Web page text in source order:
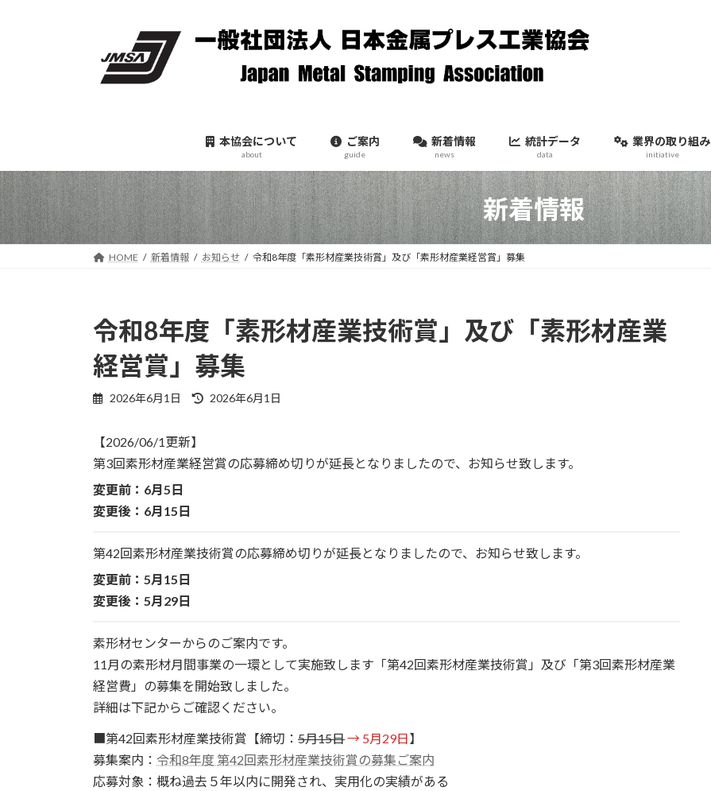
プ
動
本協会について
about
ご案内
guide
新着情報
news
統計データ
data
業界の取り組み
initiative
新着情報
HOME 新着情報 お知らせ 令和8年度「素形材産業技術賞」及び「素形材産業経営賞」募集
令和8年度「素形材産業技術賞」及び「素形材産業
経営賞」募集
2026年6月1日
最
日
2026年6月1日
【2026/06/1更新】
第3回素形材産業経営賞の応募締め切りが延長となりましたので、お知らせ致します。
変更前：6月5日
変更後：6月15日
第42回素形材産業技術賞の応募締め切りが延長となりましたので、お知らせ致します。
変更前：5月15日
変更後：5月29日
素形材センターからのご案内です。
11月の素形材月間事業の一環として実施致します「第42回素形材産業技術賞」及び「第3回素形材産業
経営費」の募集を開始致しました。
詳細は下記からご確認ください。
■第42回素形材産業技術賞【締切： 5月15日→ 5月29日】
募集案内： 令和8年度 第42回素形材産業技術賞の募集ご案内
応募対象：概ね過去５年以内に開発され、実用化の実績がある